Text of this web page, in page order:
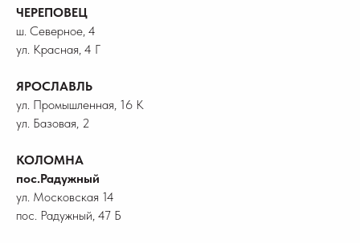
ЧЕРЕПОВЕЦ
ш. Северное, 4
ул. Красная, 4 Г
ЯРОСЛАВЛЬ
ул. Промышленная, 16 К
ул. Базовая, 2
КОЛОМНА
пос.Радужный
ул. Московская 14
пос. Радужный, 47 Б